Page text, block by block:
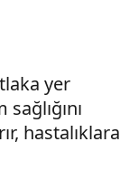
yer
hastalıklara